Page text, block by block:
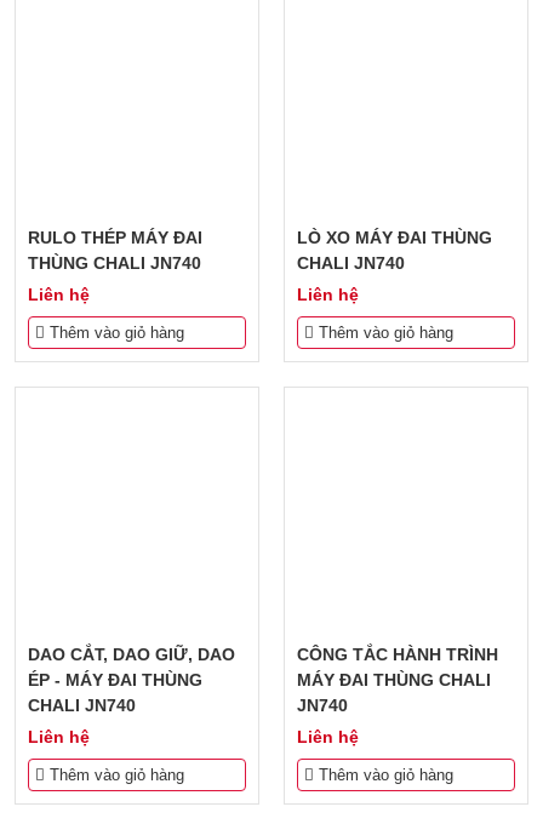
RULO THÉP MÁY ĐAI
THÙNG CHALI JN740
Liên hệ
Thêm vào giỏ hàng
LÒ XO MÁY ĐAI THÙNG
CHALI JN740
Liên hệ
Thêm vào giỏ hàng
DAO CẮT, DAO GIỮ, DAO
ÉP - MÁY ĐAI THÙNG
CHALI JN740
Liên hệ
Thêm vào giỏ hàng
CÔNG TẮC HÀNH TRÌNH
MÁY ĐAI THÙNG CHALI
JN740
Liên hệ
Thêm vào giỏ hàng
GIẢI PHÁP PHÂN SIZE
PHỤ TÙNG - VẬT TƯ